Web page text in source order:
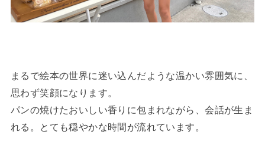
まるで絵本の世界に迷い込んだような温かい雰囲気に、
思わず笑顔になります。
パンの焼けたおいしい香りに包まれながら、会話が生ま
れる。とても穏やかな時間が流れています。